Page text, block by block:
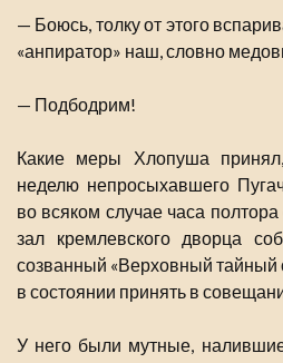
— Боюсь, толку от этого
«анпиратор» наш, словно
— Подбодрим!
Какие меры Хлопуша
неделю непросыхавшего
во всяком случае часа полтора
зал кремлевского дворца
созванный «Верховный тайный
в состоянии принять в
У него были мутные,